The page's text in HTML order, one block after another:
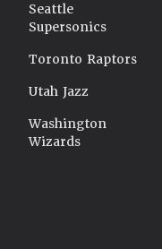
Seattle
Supersonics
Toronto Raptors
Utah Jazz
Washington
Wizards